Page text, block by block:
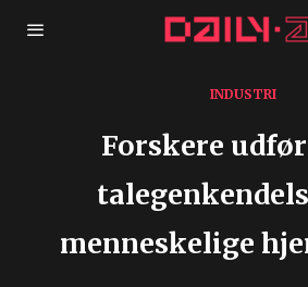
INDUSTRI
Forskere
menneskelige